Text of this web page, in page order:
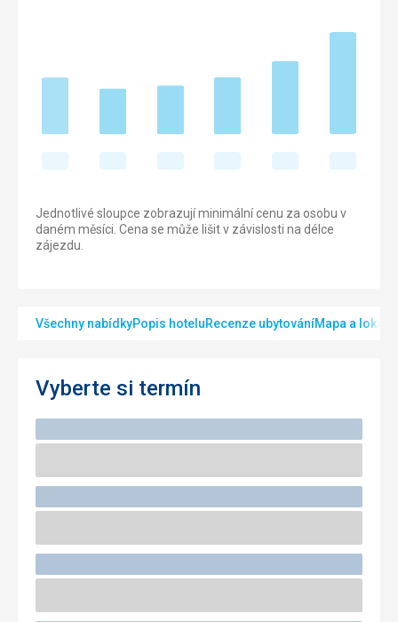
Jednotlivé sloupce zobrazují minimální cenu za osobu v
daném měsíci. Cena se může lišit v závislosti na délce
zájezdu.
Všechny nabídkyPopis hoteluRecenze ubytováníMapa a
Vyberte si termín